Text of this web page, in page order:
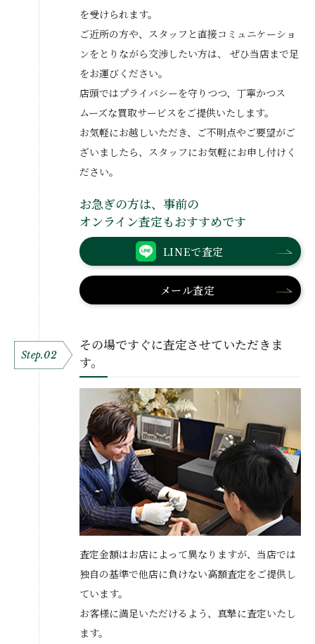
を受けられます。
ご近所の方や、スタッフと直接コミュニケーショ
ンをとりながら交渉したい方は、
ぜひ当店まで足
をお運びください。
店頭ではプライバシーを守りつつ、丁寧かつス
ムーズな買取サービスをご提供いたします。
お気軽にお越しいただき、ご不明点やご要望がご
ざいましたら、スタッフにお気軽にお申し付けく
ださい。
お急ぎの方は、事前の
オンライン査定もおすすめです
LINEで査定
メール査定
Step.02
その場ですぐに査定させていただきま
す。
査定金額はお店によって異なりますが、当店では
独自の基準で他店に負けない高額査定をご提供し
ています。
お客様に満足いただけるよう、真摯に査定いたし
ます。